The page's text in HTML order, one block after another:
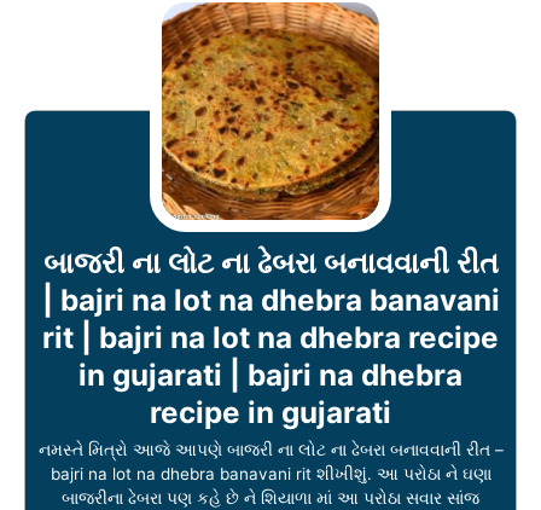
બાજરી ના લોટ ના ઢેબરા બનાવવાની રીત
| bajri na lot na dhebra banavani
rit | bajri na lot na dhebra recipe
in gujarati | bajri na dhebra
recipe in gujarati
નમસ્તે મિત્રો આજે આપણે બાજરી ના લોટ ના ઢેબરા બનાવવાની રીત –
bajri na lot na dhebra banavani rit શીખીશું. આ પરોઠા ને ઘણા
બાજરીના ઢેબરા પણ કહે છે ને શિયાળા માં આ પરોઠા સવાર સાંજ